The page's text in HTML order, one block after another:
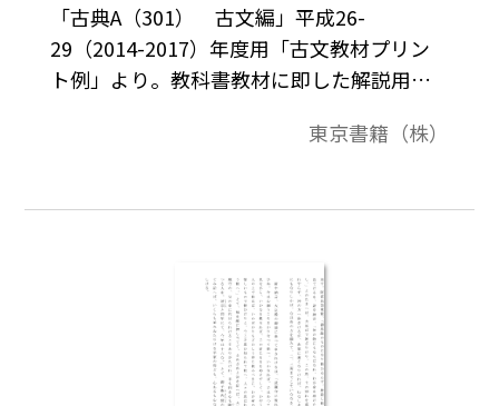
「古典A（301） 古文編」平成26-
29（2014-2017）年度用「古文教材プリン
ト例」より。教科書教材に即した解説用の
東京書籍（株）